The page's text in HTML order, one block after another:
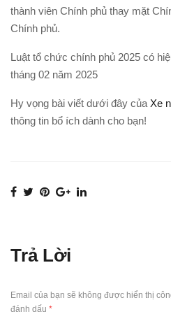
thành viên Chính phủ thay mặt
Chính phủ.
Luật tổ chức chính phủ 2025 có
tháng 02 năm 2025
Hy vọng bài viết dưới đây của Xe
thông tin bổ ích dành cho bạn!
Trả Lời
Email của bạn sẽ không được hiển thị
đánh dấu *